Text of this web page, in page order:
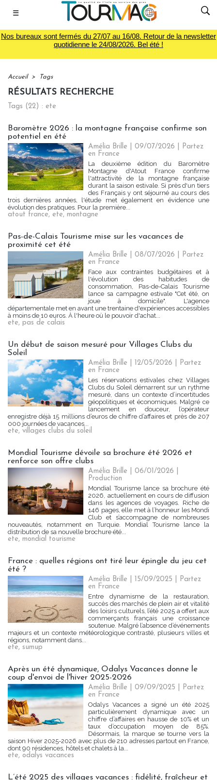
☰
Nos bureaux sont fermés du 27/07 au 16/08. Retour de la newsletter
quotidienne le 24/08/2026. Bel été !
Accueil > Tags
RÉSULTATS RECHERCHE
Tags (22) : ete
Baromètre 2026 : la montagne française confirme son
potentiel en été
Amélia Brille | 09/07/2026
Partez
en France
La deuxième édition du Baromètre
Montagne d'Atout France confirme
l'attractivité de la montagne française
durant la saison estivale. Si près d'un tiers
des Français y ont séjourné au cours des
trois dernières années, l'étude met également en évidence une
évolution des pratiques. Pour la première...
atout france, ete, montagne
Pas-de-Calais Tourisme mise sur les vacances de
proximité cet été
Amélia Brille | 08/07/2026
Partez
en France
Face aux contraintes budgétaires et à
l'évolution des habitudes de
consommation, Pas-de-Calais Tourisme
lance sa campagne estivale "Cet été, on
joue à domicile". L'agence
départementale met en avant une trentaine d'expériences accessibles
à moins de 10 euros. À l'heure où le pouvoir d'achat...
ete, pas de calais
Un début de saison mesuré pour Villages Clubs du
Soleil
Amélia Brille | 12/05/2026
Partez
en France
Les réservations estivales chez Villages
Clubs du Soleil démarrent sur un rythme
mesuré, dans un contexte d’incertitudes
géopolitiques et économiques. Malgré ce
lancement en douceur, l’opérateur
enregistre déjà 15 millions d’euros de chiffre d’affaires et près de 207
000 journées de vacances...
ete, villages clubs du soleil
Mondial Tourisme dévoile sa brochure été 2026 et
renforce son offre clubs
Amélia Brille | 06/01/2026
Production
Mondial Tourisme lance sa brochure été
2026, actuellement en cours de diffusion
dans les agences de voyages. Riche de
146 pages, elle met à l’honneur les Mondi
Club et s’accompagne de nombreuses
nouveautés, notamment en Turquie. Mondial Tourisme lance la
distribution de sa nouvelle brochure été...
ete, mondial tourisme
France : quelles régions ont tiré leur épingle du jeu cet
été ?
Amélia Brille | 15/09/2025
Partez
en France
Entre dynamisme de la restauration,
succès des marchés de plein air et vitalité
des loisirs culturels, l’été 2025 a offert aux
commerçants français une croissance
soutenue. Malgré l’absence d’événements
majeurs et un contexte météorologique contrasté, plusieurs villes et
régions, notamment dans...
ete, sumup
Après un été dynamique, Odalys Vacances donne le
coup d'envoi de l'hiver 2025-2026
Amélia Brille | 09/09/2025
Partez
en France
Odalys Vacances a signé un été 2025
particulièrement dynamique avec un
chiffre d’affaires en hausse de 10% et un
taux d’occupation moyen de 85%.
Désormais, la marque se tourne vers la
saison Hiver 2025-2026 avec plus de 210 adresses partout en France,
dont 90 résidences, hôtels et chalets à la...
ete, odalys vacances
L’été 2025 des villages vacances : fidélité, fraîcheur et